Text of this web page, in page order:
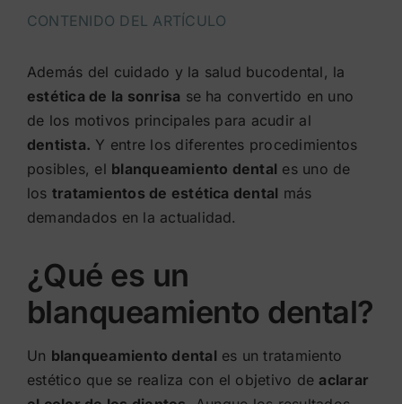
CONTENIDO DEL ARTÍCULO
Además del cuidado y la salud bucodental, la
estética de la sonrisa se ha convertido en uno
de los motivos principales para acudir al
dentista. Y entre los diferentes procedimientos
posibles, el blanqueamiento dental es uno de
los tratamientos de estética dental más
demandados en la actualidad.
¿Qué es un
blanqueamiento dental?
Un blanqueamiento dental es un tratamiento
estético que se realiza con el objetivo deaclarar